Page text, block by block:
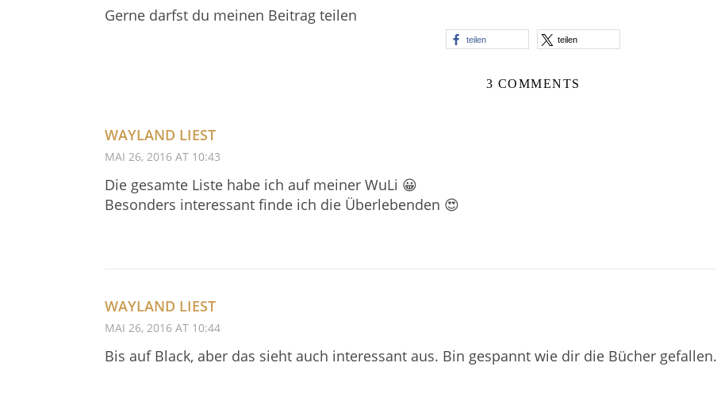
Gerne darfst du meinen Beitrag teilen
teilen teilen
3 COMMENTS
WAYLAND LIEST
MAI 26, 2016 AT 10:43
Die gesamte Liste habe ich auf meiner WuLi 😀
Besonders interessant finde ich die Überlebenden 😍
WAYLAND LIEST
MAI 26, 2016 AT 10:44
Bis auf Black, aber das sieht auch interessant aus. Bin gespannt wie dir die Bücher gefallen.